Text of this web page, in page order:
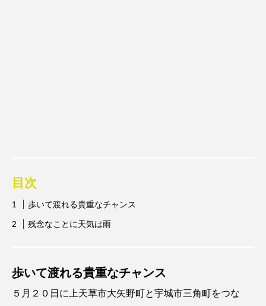
目次
歩いて渡れる貴重なチャンス
残念なことに天気は雨
歩いて渡れる貴重なチャンス
５月２０日に上天草市大矢野町と宇城市三角町をつな